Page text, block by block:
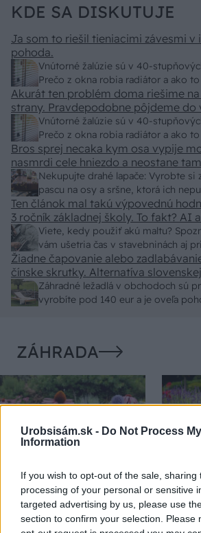
Urobsisám.sk - Do Not Process
Information
If you wish to opt-out of the sale, sharing
processing of your personal or sensitive
targeted advertising by us, please use
section to confirm your selection. Please
KDE SA DISKUTUJE
Vnútorné žalúzie sú v 40-
Prečo z okna robia radiátor a ako
Ja som to riešil tieniacimi závesmi v
pohoda.
Vnútorné žalúzie sú v 40-
Prečo z okna robia radiátor a ako
Akurát ten problém doma riešime na
strany. Pravdepodobne pôjdeme do
tienenia na spôsob markízy
predajcovia idú okolo 100 eur kus.
Nekupujte drahé lapače: Vyrobte si
pascu na osy a sršne, ktorá ich
Bros sprej necaka kym osa vypije
nasmrdi cele hniezdo a neostane
pasca naucinke moc efektivne. Skor
Viete, kedy použiť akú maltu?
vám ušetria čas v stavebninách aj
Ten článok mal takú výpovednú
3 ročník základnej školy. To fakt? AI alebo nejaka kniha
z VŠ? Dnešné rychlotvrdnuce malty - pevnosť 40 Mpa a
doba schnutia tak 15 minut , k tomu
Záhradné ležadlá v obchodoch sú
vyrobíte pod 140 eur a je oveľa
Žiadne čapovanie alebo
čínske skrutky. Alternatíva
pevnosti. Autor si nedal veľa
spracovaním, škoda. No lepšie než
ZÁHRADA
Trvalky, ktoré znesú
sucho a teplo? Tieto
vysaďte na miesta, na